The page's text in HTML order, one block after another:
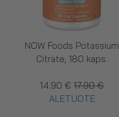
NOW Foods Potassium
Citrate, 180 kaps.
14.90 € 17.90 €
ALETUOTE